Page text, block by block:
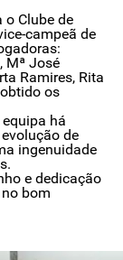
o Clube de
campeã de
Mª José
Ramires, Rita
os
há
de
ingenuidade
e dedicação
bom